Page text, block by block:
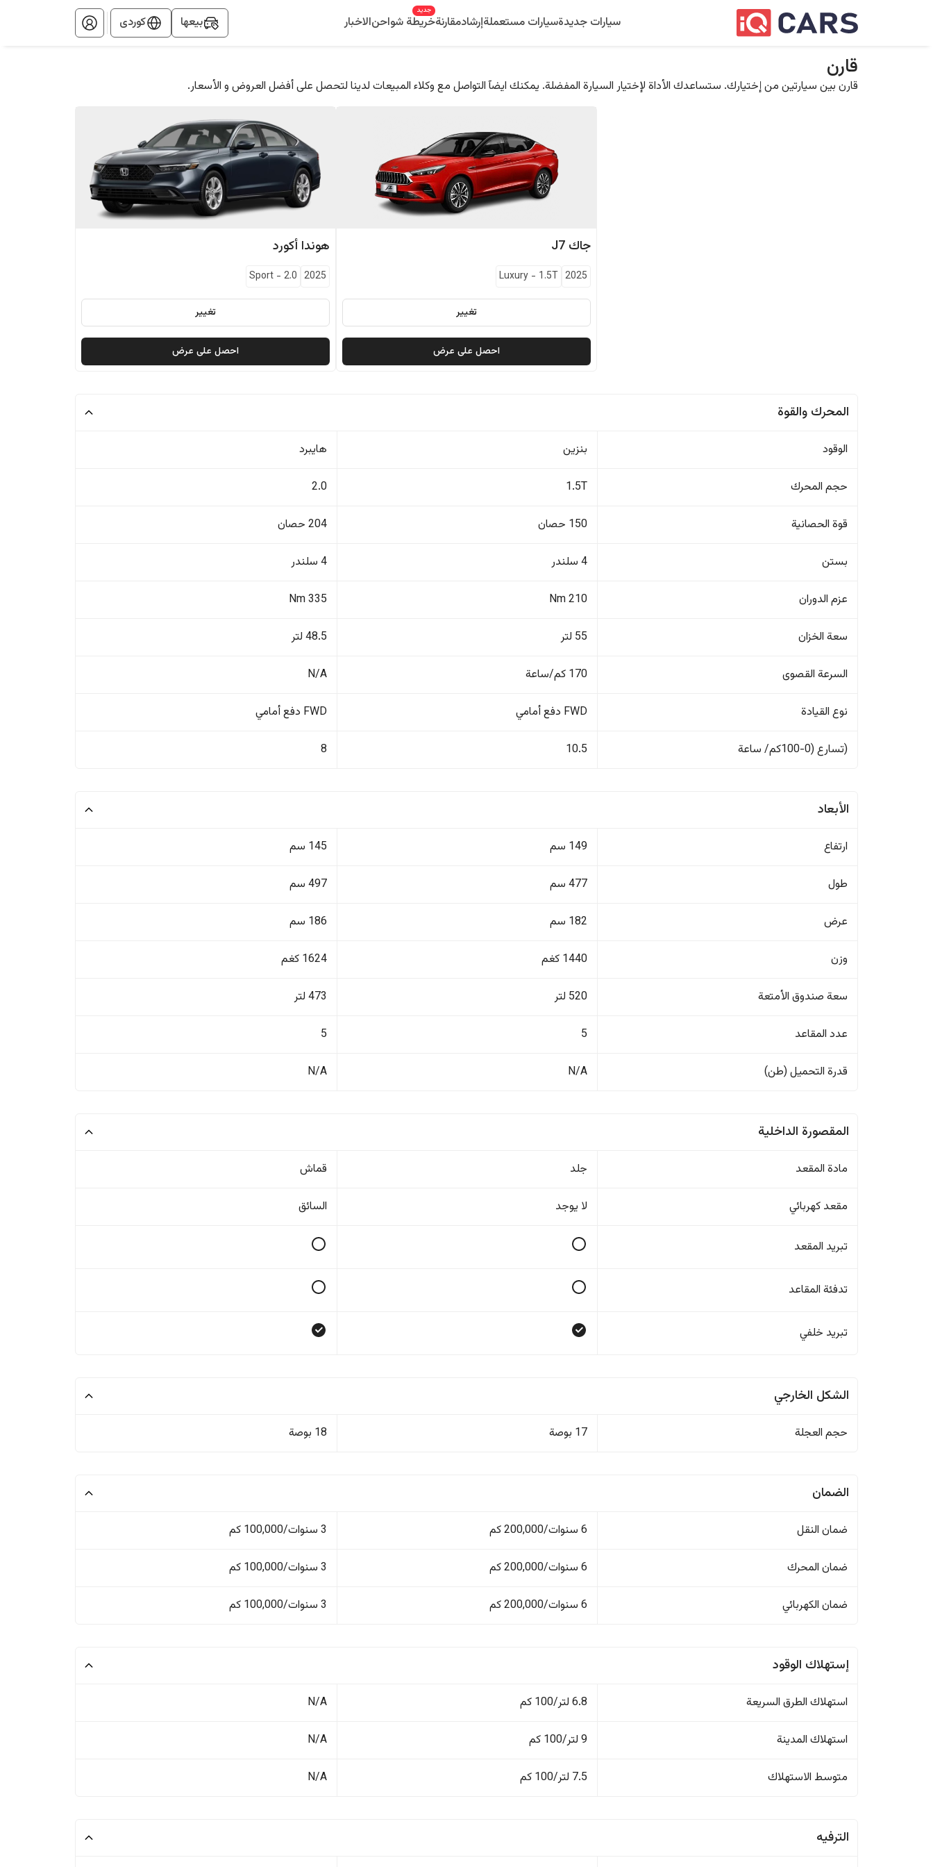
سيارات جديدةسيارات مستعملةإرشادمقارنةخريطة شواحن
جديد
الاخبار بيعها کوردی
قارن
قارن بين سيارتين من إختيارك. ستساعدك الأداة لإختيار السيارة المفضلة. يمكنك ايضآ التواصل مع وكلاء المبيعات لدينا لتحصل على أفضل العروض و الأسعار.
جاك J7
2025
Luxury - 1.5T
تغيير
احصل على عرض
هوندا أكورد
2025
Sport- 2.0
تغيير
احصل على عرض
المحرك والقوة
الوقود بنزين هايبرد
حجم المحرك 1.5T
2.0
قوة الحصانية 150 حصان 204 حصان
بستن 4 سلندر 4 سلندر
عزم الدوران 210 Nm
335 Nm
سعة الخزان 55 لتر 48.5 لتر
السرعة القصوى 170 كم/ساعة N/A
نوع القيادة FWD دفع أمامي FWD دفع أمامي
(تسارع (0-100كم/ ساعة 10.5
8
الأبعاد
ارتفاع 149 سم 145 سم
طول 477 سم 497 سم
عرض 182 سم 186 سم
وزن 1440 كغم 1624 كغم
سعة صندوق الأمتعة 520 لتر 473 لتر
عدد المقاعد 5
5
قدرة التحميل (طن) N/A
N/A
المقصورة الداخلية
مادة المقعد جلد قماش
مقعد كهربائي لا یوجد السائق
تبريد المقعد
تدفئة المقاعد
تبريد خلفي
الشكل الخارجي
حجم العجلة 17 بوصة 18 بوصة
الضمان
ضمان النقل 6 سنوات/200,000 كم 3 سنوات/100,000 كم
ضمان المحرك 6 سنوات/200,000 كم 3 سنوات/100,000 كم
ضمان الكهربائي 6 سنوات/200,000 كم 3 سنوات/100,000 كم
إستهلاك الوقود
استهلاك الطرق السريعة 6.8 لتر/100 كم N/A
استهلاك المدينة 9 لتر/100 كم N/A
متوسط الاستهلاك 7.5 لتر/100 كم N/A
الترفيه